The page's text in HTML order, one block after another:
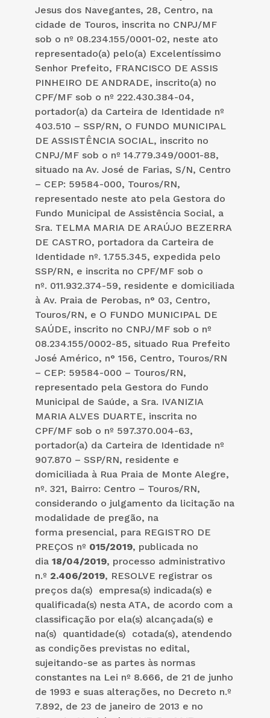
Jesus dos Navegantes, 28, Centro, na
cidade de Touros, inscrita no CNPJ/MF
sob o nº 08.234.155/0001-02, neste ato
representado(a) pelo(a) Excelentíssimo
Senhor Prefeito, FRANCISCO DE ASSIS
PINHEIRO DE ANDRADE, inscrito(a) no
CPF/MF sob o nº 222.430.384-04,
portador(a) da Carteira de Identidade nº
403.510 – SSP/RN, O FUNDO MUNICIPAL
DE ASSISTÊNCIA SOCIAL, inscrito no
CNPJ/MF sob o nº 14.779.349/0001-88,
situado na Av. José de Farias, S/N, Centro
– CEP: 59584-000, Touros/RN,
representado neste ato pela Gestora do
Fundo Municipal de Assistência Social, a
Sra. TELMA MARIA DE ARAÚJO BEZERRA
DE CASTRO, portadora da Carteira de
Identidade nº. 1.755.345, expedida pelo
SSP/RN, e inscrita no CPF/MF sob o
nº. 011.932.374-59, residente e domiciliada
à Av. Praia de Perobas, n° 03, Centro,
Touros/RN, e O FUNDO MUNICIPAL DE
SAÚDE, inscrito no CNPJ/MF sob o nº
08.234.155/0002-85, situado Rua Prefeito
José Américo, n° 156, Centro, Touros/RN
– CEP: 59584-000 – Touros/RN,
representado pela Gestora do Fundo
Municipal de Saúde, a Sra. IVANIZIA
MARIA ALVES DUARTE, inscrita no
CPF/MF sob o nº 597.370.004-63,
portador(a) da Carteira de Identidade nº
907.870 – SSP/RN, residente e
domiciliada à Rua Praia de Monte Alegre,
nº. 321, Bairro: Centro – Touros/RN,
considerando o julgamento da licitação na
modalidade de pregão, na
forma presencial, para REGISTRO DE
PREÇOS nº 015/2019, publicada no
dia 18/04/2019, processo administrativo
n.º 2.406/2019, RESOLVE registrar os
preços da(s) empresa(s) indicada(s) e
qualificada(s) nesta ATA, de acordo com a
classificação por ela(s) alcançada(s) e
na(s) quantidade(s) cotada(s), atendendo
as condições previstas no edital,
sujeitando-se as partes às normas
constantes na Lei nº 8.666, de 21 de junho
de 1993 e suas alterações, no Decreto n.º
7.892, de 23 de janeiro de 2013 e no